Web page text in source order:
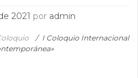
2021 por admin
/ I Coloquio Internacional